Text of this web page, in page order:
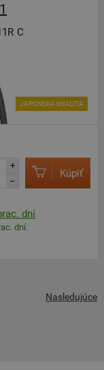
C
JAPONSKÁ KVALITA
+
–
Kúpiť
dní
dní.
Nasledujúce